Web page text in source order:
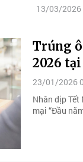
13/03/2026
Trúng
2026
23/01/2026
Nhân dịp
mại “Đầu